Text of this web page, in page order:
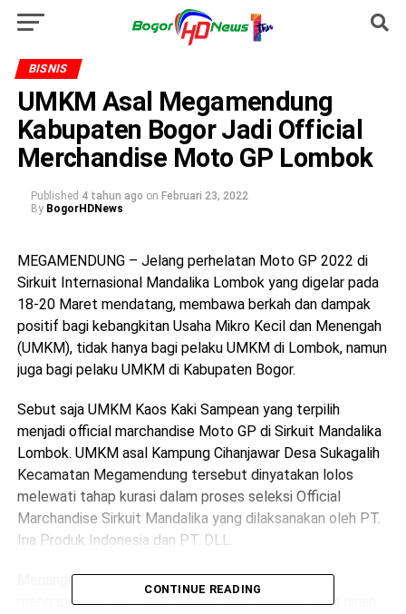
BISNIS
UMKM Asal Megamendung
Kabupaten Bogor Jadi Official
Merchandise Moto GP Lombok
Published 4 tahun ago on Februari 23, 2022
By BogorHDNews
MEGAMENDUNG – Jelang perhelatan Moto GP 2022 di
Sirkuit Internasional Mandalika Lombok yang digelar pada
18-20 Maret mendatang, membawa berkah dan dampak
positif bagi kebangkitan Usaha Mikro Kecil dan Menengah
(UMKM), tidak hanya bagi pelaku UMKM di Lombok, namun
juga bagi pelaku UMKM di Kabupaten Bogor.
Sebut saja UMKM Kaos Kaki Sampean yang terpilih
menjadi official marchandise Moto GP di Sirkuit Mandalika
Lombok. UMKM asal Kampung Cihanjawar Desa Sukagalih
Kecamatan Megamendung tersebut dinyatakan lolos
melewati tahap kurasi dalam proses seleksi Official
Marchandise Sirkuit Mandalika yang dilaksanakan oleh PT.
Ina Produk Indonesia dan PT. DLL.
Menanggapi hal tersebut, Bupati Bogor Ade Yasin
mengapresiasi dan turut bangga atas prestasi yang diraih
CONTINUE READING